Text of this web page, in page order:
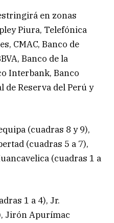
en zonas
Piura, Telefónica
CMAC, Banco de
Banco de la
Interbank, Banco
de Reserva del Perú y
(cuadras 8 y 9),
(cuadras 5 a 7),
(cuadras 1 a
1 a 4), Jr.
Jirón Apurímac